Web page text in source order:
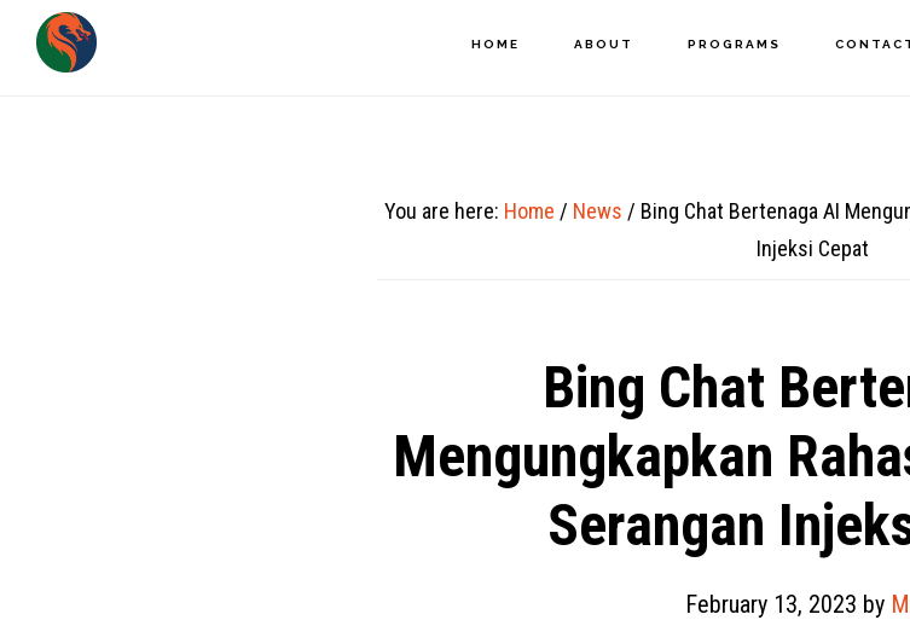
Skip
HOME ABOUT PROGRAMS
You are here: Home / News / Bing Chat Bertenaga AI
Injeksi Cepat
Bing Chat
Mengungkapkan
Serangan
February 13, 2023 by